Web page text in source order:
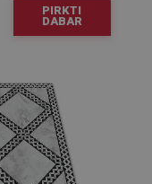
PIRKTI
DABAR